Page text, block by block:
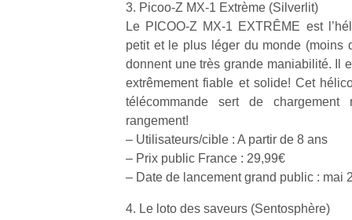
3. Picoo-Z MX-1 Extrème (Silverlit)
Le PICOO-Z MX-1 EXTRÊME est
petit et le plus léger du monde (moins
donnent une très grande maniabilité. Il
extrêmement fiable et solide! Cet
télécommande sert de
rangement!
– Utilisateurs/cible : A partir de 8 ans
– Prix public France : 29,99€
– Date de lancement grand public : mai
4. Le loto des saveurs (Sentosphère)